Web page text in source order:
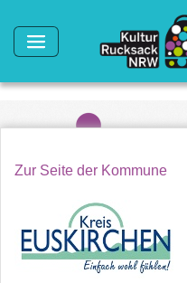
Zur Seite der Kommune